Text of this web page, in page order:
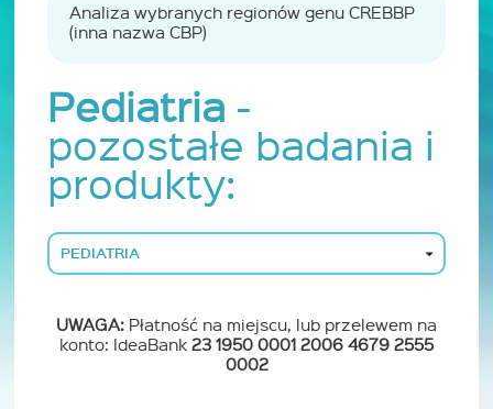
Analiza wybranych regionów genu CREBBP
(inna nazwa CBP)
Pediatria -
pozostałe badania i
produkty:
PEDIATRIA
UWAGA: Płatność na miejscu, lub przelewem na
konto: IdeaBank 23 1950 0001 2006 4679 2555
0002